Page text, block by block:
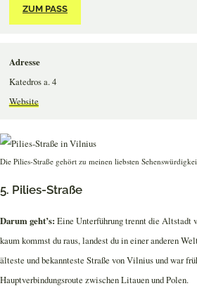
ZUM PASS
Adresse
Katedros a. 4
Website
Die Pilies-Straße gehört zu meinen liebsten
5. Pilies-Straße
Darum geht’s: Eine Unterführung trennt die Altstadt
kaum kommst du raus, landest du in einer anderen
älteste und bekannteste Straße von Vilnius und war
Hauptverbindungsroute zwischen Litauen und Polen.